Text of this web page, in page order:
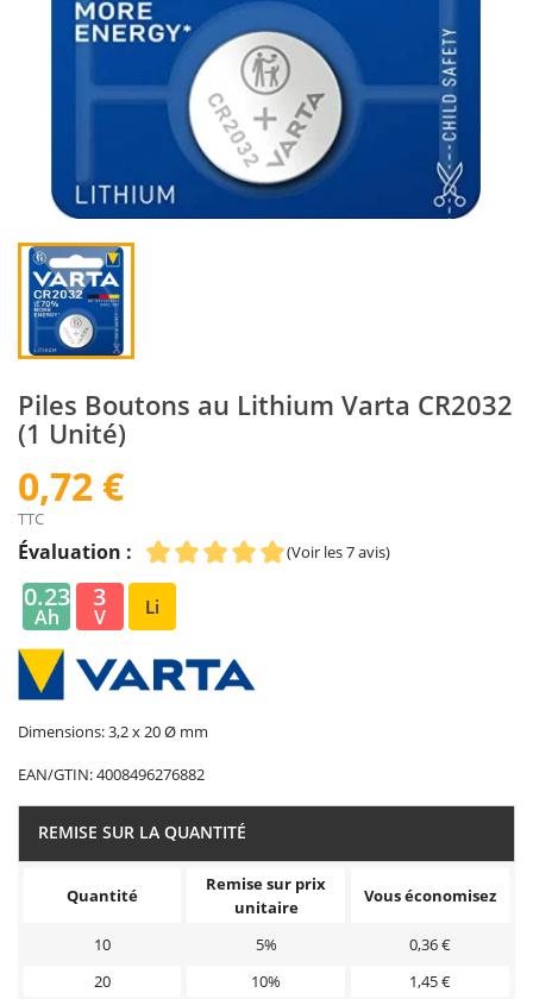
Piles Boutons au Lithium Varta CR2032
(1 Unité)
0,72 €
TTC
Évaluation : (Voir les 7 avis)
0.23
Ah
3
V Li
Dimensions: 3,2 x 20 Ø mm
EAN/GTIN:4008496276882
REMISE SUR LA QUANTITÉ
Quantité
Remise sur prix
unitaire
Vous économisez
10 5%
0,36 €
20
10%
1,45 €